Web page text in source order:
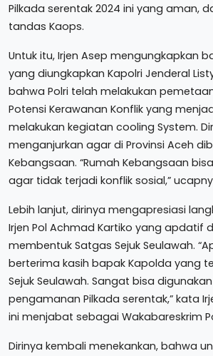
Pilkada serentak 2024 ini yang aman,
tandas Kaops.
Untuk itu, Irjen Asep mengungkapkan
yang diungkapkan Kapolri Jenderal
bahwa Polri telah melakukan
Potensi Kerawanan Konflik yang
melakukan kegiatan cooling System.
menganjurkan agar di Provinsi Aceh
Kebangsaan. “Rumah Kebangsaan
agar tidak terjadi konflik sosial,”
Lebih lanjut, dirinya mengapresiasi
Irjen Pol Achmad Kartiko yang apdatif
membentuk Satgas Sejuk Seulawah.
berterima kasih bapak Kapolda yang
Sejuk Seulawah. Sangat bisa
pengamanan Pilkada serentak,” kata
ini menjabat sebagai Wakabareskrim
Dirinya kembali menekankan, bahwa